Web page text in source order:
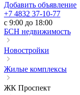
Добавить объявление
+7 4832 37-10-77
c 9:00 до 18:00
БСН недвижимость
Новостройки
Жилые комплексы
ЖК Проспект